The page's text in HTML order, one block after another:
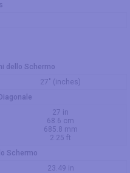
dello Schermo
27" (inches)
27 in
68.6 cm
685.8 mm
2.25 ft
Schermo
23.49 in